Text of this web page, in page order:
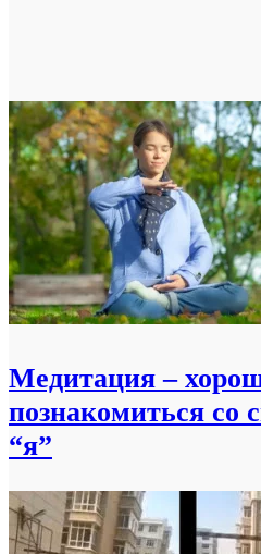
Медитация –
познакомиться со
“я”